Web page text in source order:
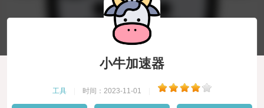
小牛加速器
工具 时间：2023-11-01